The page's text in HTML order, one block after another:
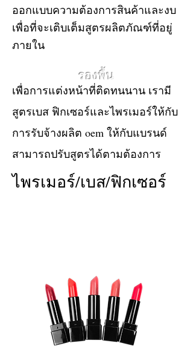
ออกแบบความต้องการสินค้าและงบ
เพื่อที่จะเติบเต็มสูตรผลิตภัณฑ์ที่อยู่
ภายใน
รองพื้น
เพื่อการแต่งหน้าที่ติดทนนาน เรามี
สูตรเบส ฟิกเซอร์และไพรเมอร์ให้กับ
การรับจ้างผลิต oem ให้กับแบรนด์
สามารถปรับสูตรได้ตามต้องการ
ไพรเมอร์/เบส/ฟิกเซอร์